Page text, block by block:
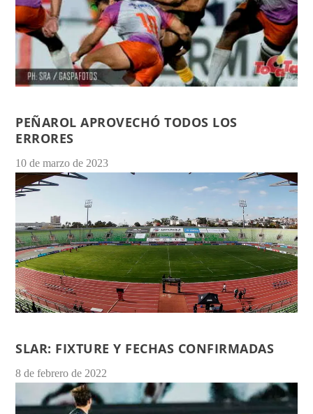
PEÑAROL APROVECHÓ TODOS LOS
ERRORES
10 de marzo de 2023
SLAR: FIXTURE Y FECHAS CONFIRMADAS
8 de febrero de 2022